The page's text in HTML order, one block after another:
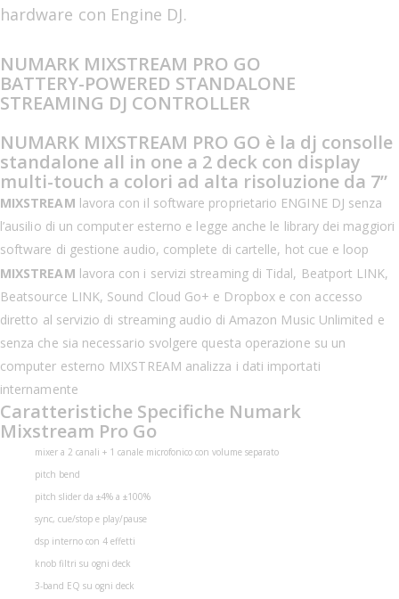
hardware con Engine DJ.
NUMARK MIXSTREAM PRO GO
BATTERY-POWERED STANDALONE
STREAMING DJ CONTROLLER
NUMARK MIXSTREAM PRO GO è la dj consolle
standalone all in one a 2 deck con display
multi-touch a colori ad alta risoluzione da 7”
MIXSTREAM lavora con il software proprietario ENGINE DJ senza
l’ausilio di un computer esterno e legge anche le library dei maggiori
software di gestione audio, complete di cartelle, hot cue e loop
MIXSTREAM lavora con i servizi streaming di Tidal, Beatport LINK,
Beatsource LINK, Sound Cloud Go+ e Dropbox e con accesso
diretto al servizio di streaming audio di Amazon Music Unlimited e
senza che sia necessario svolgere questa operazione su un
computer esterno MIXSTREAM analizza i dati importati
internamente
Caratteristiche Specifiche Numark
Mixstream Pro Go
mixer a 2 canali + 1 canale microfonico con volume separato
pitch bend
pitch slider da ±4% a ±100%
sync, cue/stop e play/pause
dsp interno con 4 effetti
knob filtri su ogni deck
3-band EQ su ogni deck